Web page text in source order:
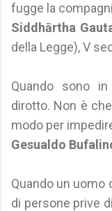
fugge la
Siddhārtha
della Legge), V
Quando sono
dirotto. Non è
modo per
Gesualdo
Quando un uomo
di persone prive